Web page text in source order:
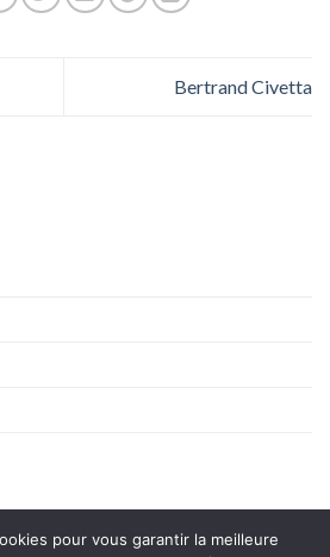
Bertrand Civetta
pour vous garantir la meilleure